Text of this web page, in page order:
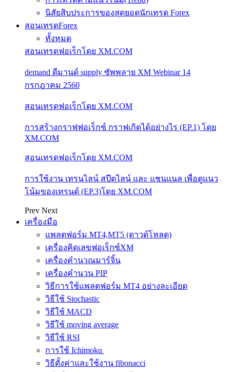
นิสัยสิบประการของสุดยอดนักเทรด Forex
สอนเทรดForex
ทั้งหมด
สอนเทรดฟอเร็กโดย XM.COM
demand ดีมานด์ supply ซัพพลาย XM Webinar 14
กรกฎาคม 2560
สอนเทรดฟอเร็กโดย XM.COM
การสร้างกราฟฟอเร็กซ์ กราฟเกิดได้อย่างไร (EP.1) โดย
XM.COM
สอนเทรดฟอเร็กโดย XM.COM
การใช้งาน เทรนไลน์ สปีดไลน์ และ แชนแนล เพื่อดูแนว
โน้มของเทรนด์ (EP.3)โดย XM.COM
Prev Next
เครื่องมือ
แพลตฟอร์ม MT4,MT5 (ดาวด์โหลด)
เครื่องคิดเลขฟอเร็กซ์XM
เครื่องคำนวณมาร์จิ้น
เครื่องคำนวน PIP
วิธีการใช้แพลตฟอร์ม MT4 อย่างละเอียด
วิธีใช้ Stochastic
วิธีใช้ MACD
วิธีใช้ moving average
วิธีใช้ RSI
การใช้ Ichimoku
วิธีตั้งค่าและใช้งาน fibonacci